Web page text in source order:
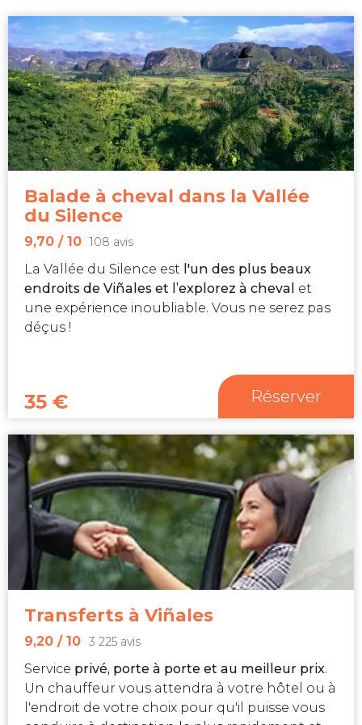
Balade à cheval dans la Vallée
du Silence
9,70 / 10 108 avis
La Vallée du Silence est l'un des plus beaux
endroits de Viñales et l’explorez à cheval et
une expérience inoubliable. Vous ne serez pas
déçus !
35 € Réserver
Transferts à Viñales
9,20 / 10 3 225 avis
Service privé, porte à porte et au meilleur prix.
Un chauffeur vous attendra à votre hôtel ou à
l'endroit de votre choix pour qu'il puisse vous